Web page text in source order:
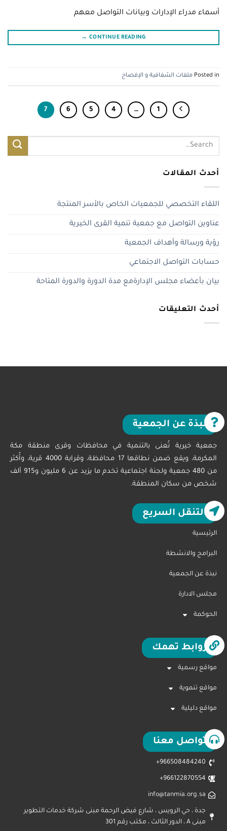
أسماء مدراء الإدارات وبيانات التواصل معهم
CONTINUE READING
→
Posted in ملفات الشفافية و الإفصاح
1
…
4
5
6
7
أحدث المقالات
اللقاء التخصصي للجمعيات الخاص بالأسر المنتجة
عناوين التواصل مع جمعية تنمية القرى الخيرية
رؤية ورسالة وأهداف الجمعية
حسابات التواصل الاجتماعي
بيان بأعضاء مجلس الإدارةمع مدة الدورة والدورة المتاحة
أحدث التعليقات
نبذة عن الجمعية
جمعية خيرية تُعنى بالتنمية في محافظات وقرى منطقة مكة
المكرمة، ويقع ضمن نطاقها 17 محافظة، وقرابة 4000 قرية، وأُكثر
من 480 جمعية ولجنة اجتماعية تخدم ما يزيد عن 6 مليون و915 ألف
شخص من سكان المنطقة.
التنقل السريع
الرئيسية
البرامج والانشطة
نبذة عن الجمعية
مجلس الادارة
الحوكمة
روابط تهمك
مواقع رسمية
مواقع تنموية
مواقع دليلية
تواصل معنا
966508484240+
966122870554+
info@tanmia.org.sa
جدة ، حي الرويس ، شارع فيض الرحمة مبنى شركة خدمات التطوير
مبنى A ، الدور الثالث ، مكتب رقم 301